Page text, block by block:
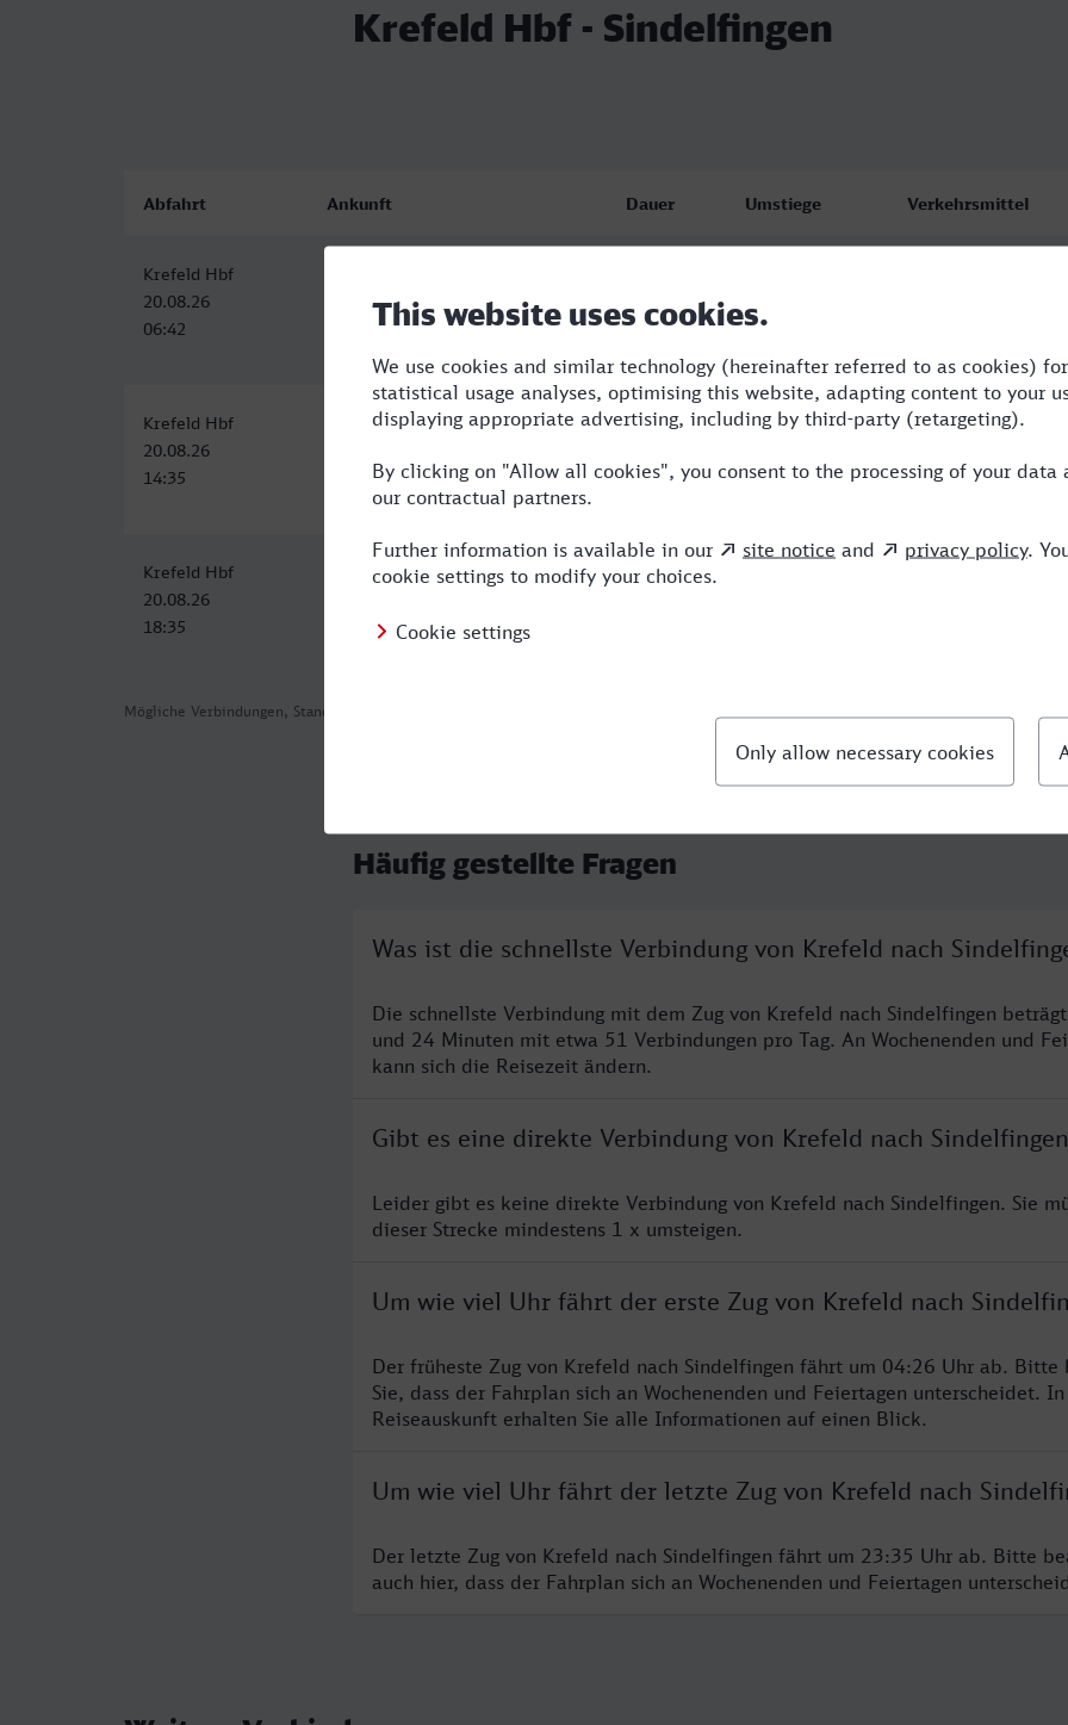
Krefeld Hbf - Sindelfingen
Mögliche Verbindungen, Stand: 2026-08-06 01:54
Abfahrt Ankunft Dauer Umstiege Verkehrsmittel
Krefeld Hbf
20.08.26
06:42
20.08.26
Krefeld Hbf
20.08.26
14:35
Bahnhof, Sindelfingen
7:12 5 BUS,RE,NX,ICE
Krefeld Hbf
20.08.26
18:35
Bahnhof, Sindelfingen
4:42
Häufig gestellte Fragen
Was ist die schnellste Verbindung von Krefeld nach
Die schnellste Verbindung mit dem Zug von Krefeld nach Sindelfingen
und 24 Minuten mit etwa 51 Verbindungen pro Tag. An Wochenenden und
kann sich die Reisezeit ändern.
Gibt es eine direkte Verbindung von Krefeld nach
Leider gibt es keine direkte Verbindung von Krefeld nach Sindelfingen. Sie
dieser Strecke mindestens 1 x umsteigen.
Um wie viel Uhr fährt der erste Zug von Krefeld nach
Der früheste Zug von Krefeld nach Sindelfingen fährt um 04:26 Uhr ab. Bitte
Sie, dass der Fahrplan sich an Wochenenden und Feiertagen unterscheidet.
Reiseauskunft erhalten Sie alle Informationen auf einen Blick.
Um wie viel Uhr fährt der letzte Zug von Krefeld nach
Der letzte Zug von Krefeld nach Sindelfingen fährt um 23:35 Uhr ab. Bitte
auch hier, dass der Fahrplan sich an Wochenenden und Feiertagen